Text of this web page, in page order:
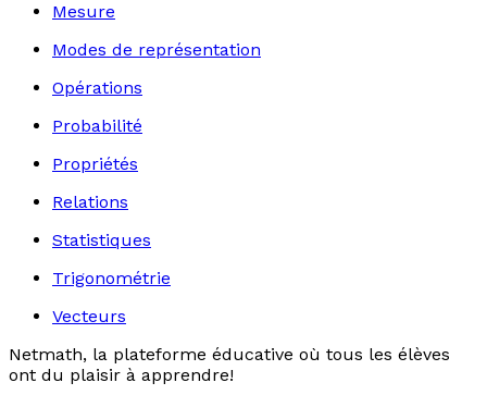
Mesure
Modes de représentation
Opérations
Probabilité
Propriétés
Relations
Statistiques
Trigonométrie
Vecteurs
Netmath, la plateforme éducative où tous les élèves
ont du plaisir à apprendre!